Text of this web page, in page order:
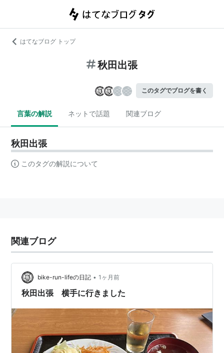
はてなブログ トップ
秋田出張
このタグでブログを書く
言葉の解説 ネットで話題 関連ブログ
秋田出張
このタグの解説について
関連ブログ
bike-run-lifeの日記 • 1ヶ月前
秋田出張 横手に行きました